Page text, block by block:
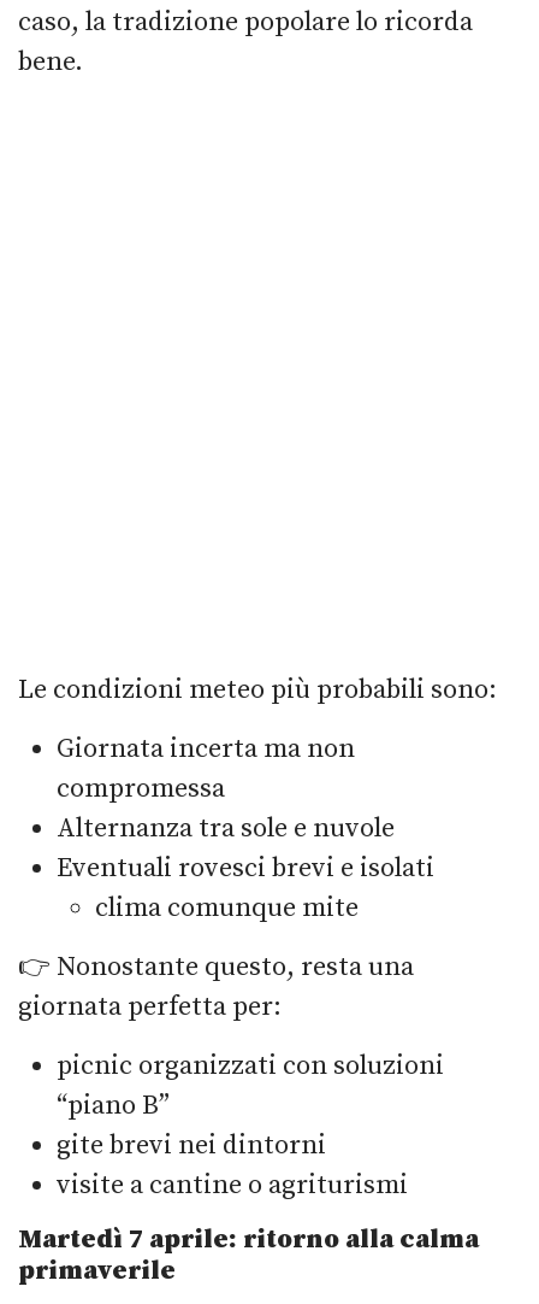
caso, la tradizione popolare lo ricorda
bene.
Le condizioni meteo più probabili sono:
Giornata incerta ma non
compromessa
Alternanza tra sole e nuvole
Eventuali rovesci brevi e isolati
clima comunque mite
👉 Nonostante questo, resta una
giornata perfetta per:
picnic organizzati con soluzioni
“piano B”
gite brevi nei dintorni
visite a cantine o agriturismi
Martedì 7 aprile: ritorno alla calma
primaverile